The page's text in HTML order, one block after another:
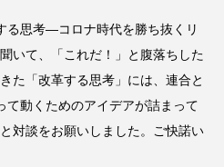
る思考—コロナ時代を勝ち抜くリ
いて、「これだ！」と腹落ちした
た「改革する思考」には、連合と
て動くためのアイデアが詰まって
対談をお願いしました。ご快諾い